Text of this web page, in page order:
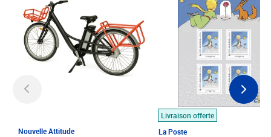
Nouvelle Attitude
Livraison offerte
La Poste